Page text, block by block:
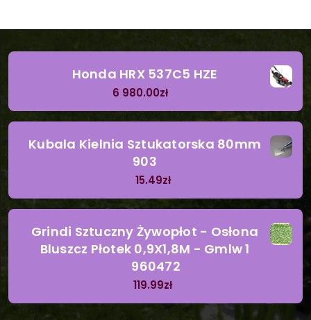
Honda HRX 537C5 HZE
6 980.00zł
Kubala Kielnia Sztukatorska 80mm
903
15.49zł
Grindi Sztuczny Żywopłot - Osłona
Bluszcz Płotek 0,9X1,8M - Gmlw 1
960472
119.99zł